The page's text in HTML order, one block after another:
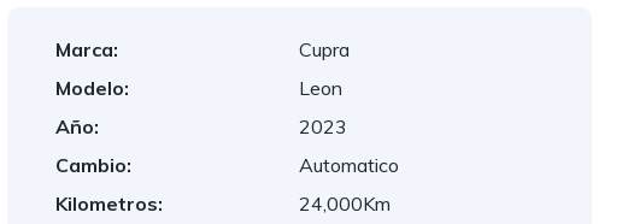
Marca:
Cupra
Modelo:
Leon
Año:
2023
Cambio:
Automatico
Kilometros:
24,000Km